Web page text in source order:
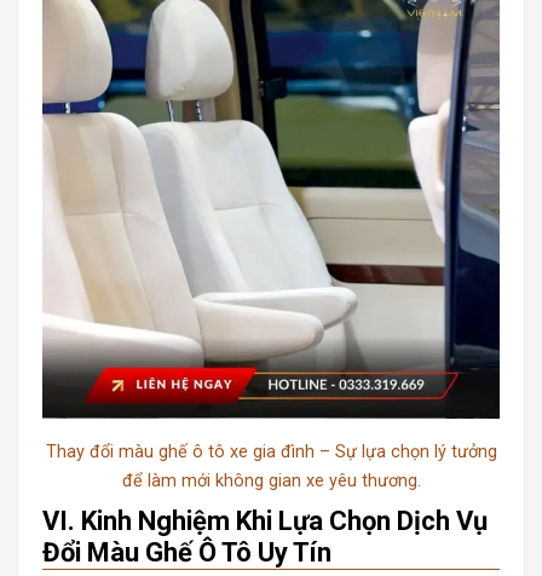
Thay đổi màu ghế ô tô xe gia đình – Sự lựa chọn lý tưởng
để làm mới không gian xe yêu thương.
VI. Kinh Nghiệm Khi Lựa Chọn Dịch Vụ
Đổi Màu Ghế Ô Tô Uy Tín